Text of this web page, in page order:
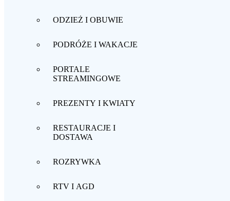
ODZIEŻ I OBUWIE
PODRÓŻE I WAKACJE
PORTALE
STREAMINGOWE
PREZENTY I KWIATY
RESTAURACJE I
DOSTAWA
ROZRYWKA
RTV I AGD